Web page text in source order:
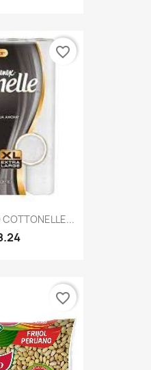
COTTONELLE...
favorite_border
favorite_border